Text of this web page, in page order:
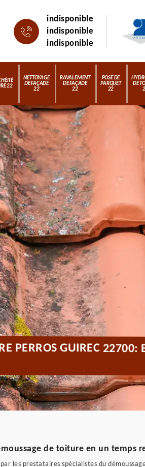
indisponible
indisponible
indisponible
22
NETTOYAGE
DE FAÇADE
22
RAVALEMENT
DE FAÇADE
22
POSE DE
PARQUET
22
DE
PERROS GUIREC 22700:
de toiture en un temps
les prestataires spécialistes du